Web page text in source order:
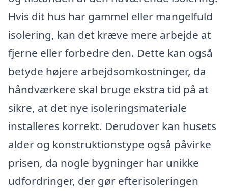
Hvis dit hus har gammel eller mangelfuld
isolering, kan det kræve mere arbejde at
fjerne eller forbedre den. Dette kan også
betyde højere arbejdsomkostninger, da
håndværkere skal bruge ekstra tid på at
sikre, at det nye isoleringsmateriale
installeres korrekt. Derudover kan husets
alder og konstruktionstype også påvirke
prisen, da nogle bygninger har unikke
udfordringer, der gør efterisoleringen